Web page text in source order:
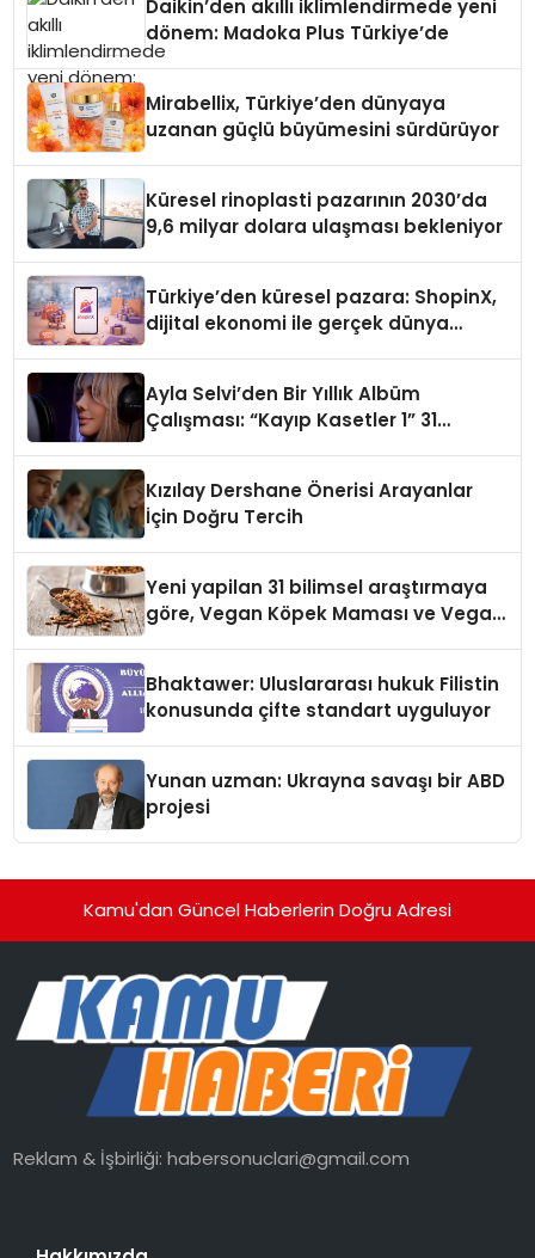
Daikin’den akıllı iklimlendirmede yeni
dönem: Madoka Plus Türkiye’de
Mirabellix, Türkiye’den dünyaya
uzanan güçlü büyümesini sürdürüyor
Küresel rinoplasti pazarının 2030’da
9,6 milyar dolara ulaşması bekleniyor
Türkiye’den küresel pazara: ShopinX,
dijital ekonomi ile gerçek dünya
Ayla Selvi’den Bir Yıllık Albüm
Çalışması: “Kayıp Kasetler 1” 31
Kızılay Dershane Önerisi Arayanlar
İçin Doğru Tercih
Yeni yapilan 31 bilimsel araştırmaya
göre, Vegan Köpek Maması ve Vegan
Bhaktawer: Uluslararası hukuk Filistin
konusunda çifte standart uyguluyor
Yunan uzman: Ukrayna savaşı bir ABD
projesi
Kamu'dan Güncel Haberlerin Doğru Adresi
Reklam & İşbirliği:habersonuclari@gmail.com